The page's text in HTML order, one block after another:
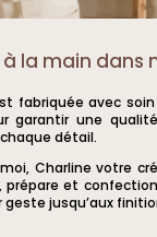
la main dans
fabriquée avec
garantir une
détail.
Charline votre
prépare et
jusqu’aux